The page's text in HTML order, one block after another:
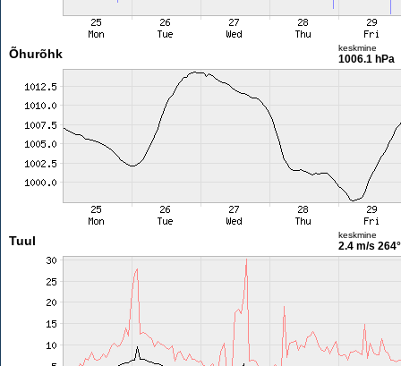
Õhurõhk keskmine
1006.1 hPa
Tuul keskmine
2.4 m/s 264°